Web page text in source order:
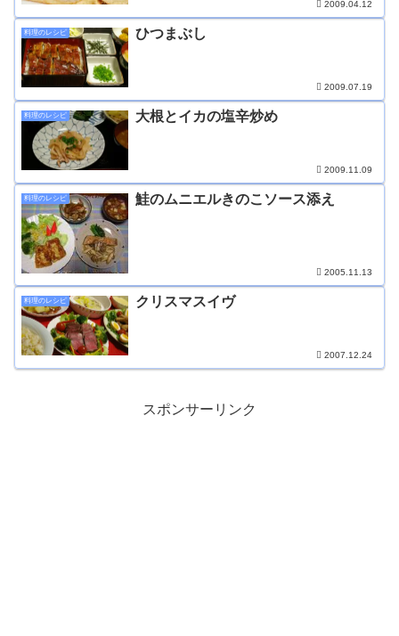
2009.04.12
料理のレシピ ひつまぶし
2009.07.19
料理のレシピ 大根とイカの塩辛炒め
2009.11.09
料理のレシピ 鮭のムニエルきのこソース添え
2005.11.13
料理のレシピ クリスマスイヴ
2007.12.24
スポンサーリンク